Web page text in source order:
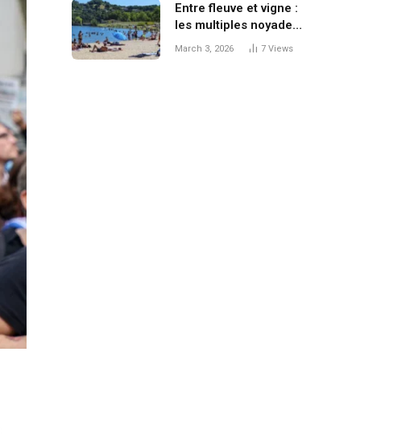
Entre fleuve et vigne :
les multiples noyade
Condrieu
March 3, 2026 7 Views